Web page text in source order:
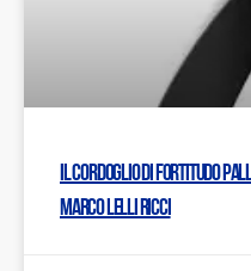
Il cordoglio di Fortitudo
Marco Lelli Ricci